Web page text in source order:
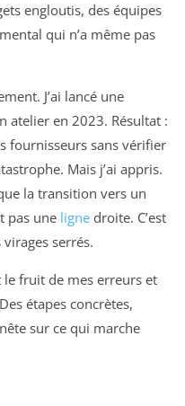
engloutis, des équipes
qui n’a même pas
J’ai lancé une
atelier en 2023. Résultat :
fournisseurs sans vérifier
Mais j’ai appris.
la transition vers un
pas une ligne droite. C’est
serrés.
le fruit de mes erreurs et
étapes concrètes,
sur ce qui marche